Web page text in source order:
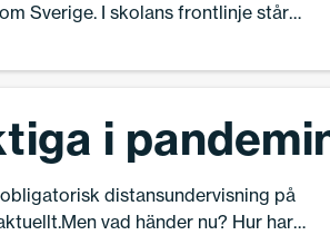
Sverige. I skolans frontlinje står
säger Hans Flygare,
i
distansundervisning på
vad händer nu? Hur har